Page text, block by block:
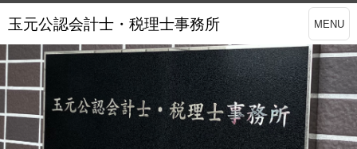
玉元公認会計士・税理士事務所 MENU